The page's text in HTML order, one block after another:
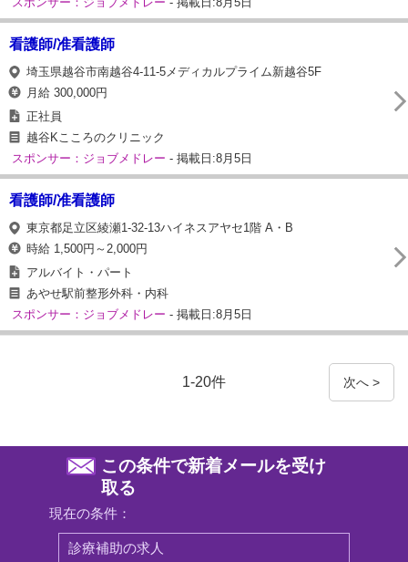
看護師/准看護師
埼玉県越谷市南越谷4-11-5メディカルプライム新越谷5F
月給 300,000円
正社員
越谷Kこころのクリニック
スポンサー：ジョブメドレー - 掲載日:8月5日
看護師/准看護師
東京都足立区綾瀬1-32-13ハイネスアヤセ1階 A・B
時給 1,500円～2,000円
アルバイト・パート
あやせ駅前整形外科・内科
スポンサー：ジョブメドレー - 掲載日:8月5日
1-20件 次へ >
この条件で新着メールを受け
取る
現在の条件：
診療補助の求人